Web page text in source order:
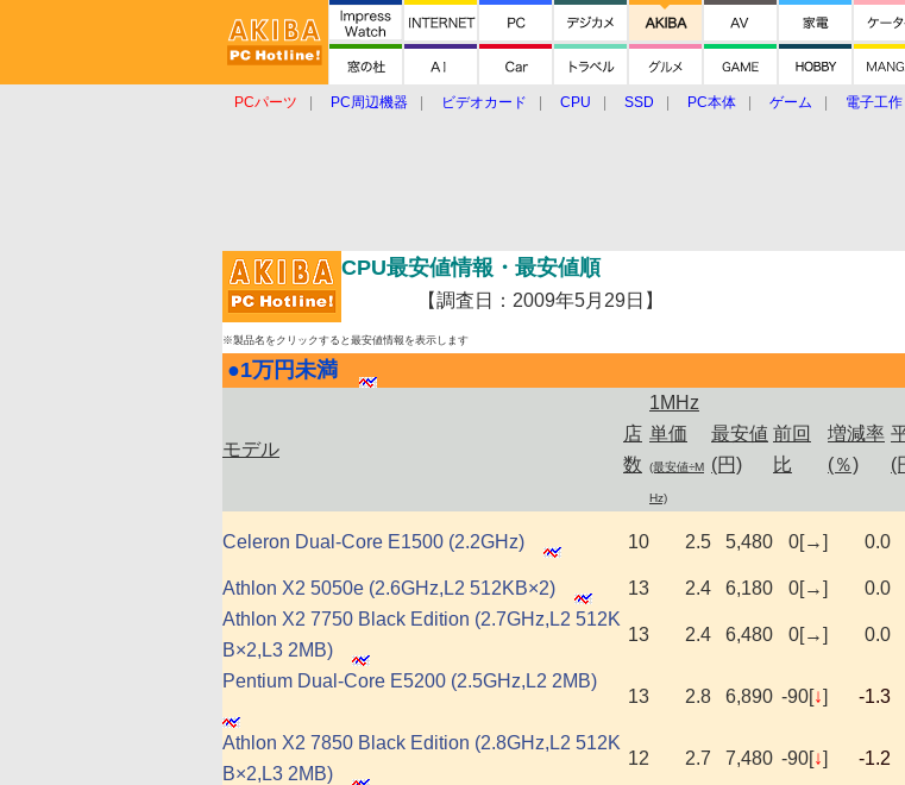
PCパーツ PC周辺機器 ビデオカード CPU SSD PC本体 ゲーム 電子工作
CPU最安値情報・最安値順
【調査日：2009年5月29日】
※製品名をクリックすると最安値情報を表示します
●1万円未満
モデル
店
数
1MHz
単価
(最安値÷M
Hz)
最安値
(円)
前回
比
増減率
(％)
(
Celeron Dual-Core E1500 (2.2GHz) 10 2.5 5,480 0[→] 0.0
Athlon X2 5050e (2.6GHz,L2 512KB×2)
13 2.4 6,180 0[→] 0.0
Athlon X2 7750 Black Edition (2.7GHz,L2 512K
B×2,L3 2MB)
13 2.4 6,480 0[→] 0.0
Pentium Dual-Core E5200 (2.5GHz,L2 2MB)
13 2.8 6,890 -90[↓] -1.3
Athlon X2 7850 Black Edition (2.8GHz,L2 512K
B×2,L3 2MB)
12 2.7 7,480 -90[↓] -1.2